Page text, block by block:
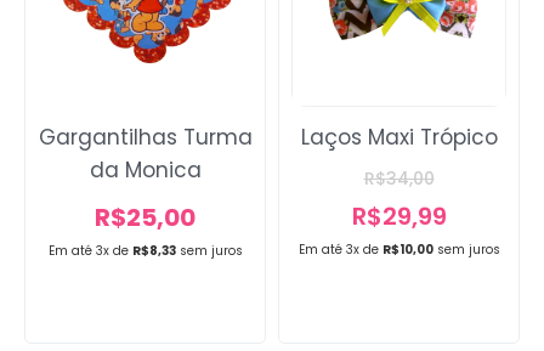
Em até 3x de R$8,33 sem juros
Gargantilhas Turma
da Monica
R$25,00
Em até 3x de R$10,00 sem juros
Laços Maxi Trópico
R$34,00
R$29,99